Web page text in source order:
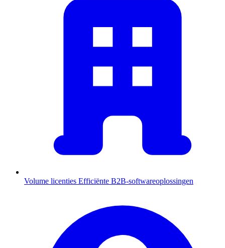
Volume licenties Efficiënte B2B-softwareoplossingen